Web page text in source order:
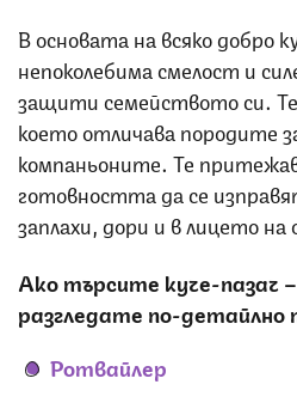
В основата на всяко добро
непоколебима смелост и
защити семейството си.
което отличава породите
компаньоните. Те
готовността да се
заплахи, дори и в лицето
Ако търсите куче-пазач
разгледате по-детайлно
Ротвайлер